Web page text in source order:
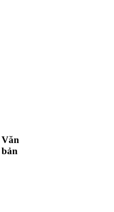
Văn
bản